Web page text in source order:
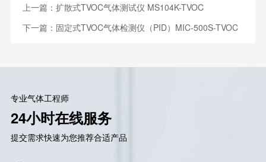
上一篇： 扩散式TVOC气体测试仪 MS104K-TVOC
下一篇： 固定式TVOC气体检测仪（PID）MIC-500S-TVOC
专业气体工程师
24小时在线服务
提交需求快速为您推荐合适产品